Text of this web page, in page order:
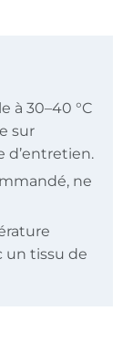
à 30–40 °C
sur
d’entretien.
ne
un tissu de